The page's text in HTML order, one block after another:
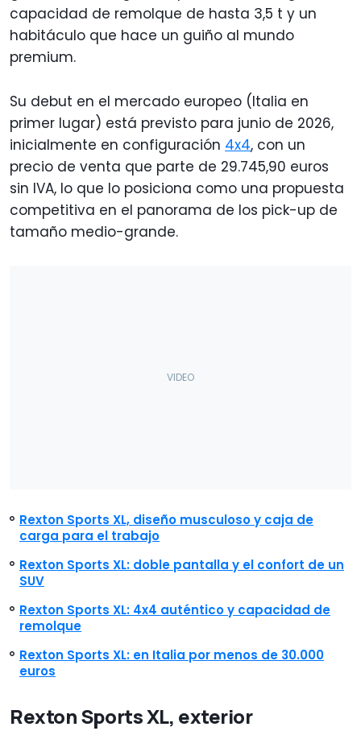
capacidad de remolque de hasta 3,5 t y un
habitáculo que hace un guiño al mundo
premium.
Su debut en el mercado europeo (Italia en
primer lugar) está previsto para junio de 2026,
inicialmente en configuración 4x4, con un
precio de venta que parte de 29.745,90 euros
sin IVA, lo que lo posiciona como una propuesta
competitiva en el panorama de los pick-up de
tamaño medio-grande.
Rexton Sports XL, diseño musculoso y caja de
carga para el trabajo
Rexton Sports XL: doble pantalla y el confort de un
SUV
Rexton Sports XL: 4x4 auténtico y capacidad de
remolque
Rexton Sports XL: en Italia por menos de 30.000
euros
Rexton Sports XL, exterior